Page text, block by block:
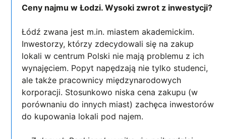
Ceny najmu w Łodzi. Wysoki zwrot z inwestycji?
Łódź zwana jest m.in. miastem akademickim.
Inwestorzy, którzy zdecydowali się na zakup
lokali w centrum Polski nie mają problemu z ich
wynajęciem. Popyt napędzają nie tylko studenci,
ale także pracownicy międzynarodowych
korporacji. Stosunkowo niska cena zakupu (w
porównaniu do innych miast) zachęca inwestorów
do kupowania lokali pod najem.